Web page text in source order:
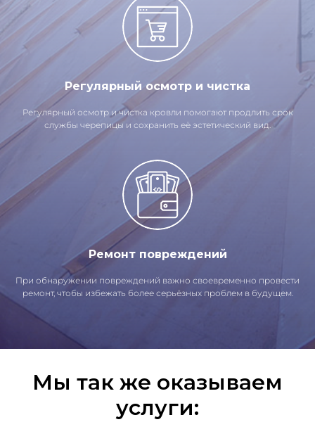
Регулярный осмотр и чистка
Регулярный осмотр и чистка кровли помогают продлить срок
службы черепицы и сохранить её эстетический вид.
Ремонт повреждений
При обнаружении повреждений важно своевременно провести
ремонт, чтобы избежать более серьёзных проблем в будущем.
Мы так же оказываем
услуги: